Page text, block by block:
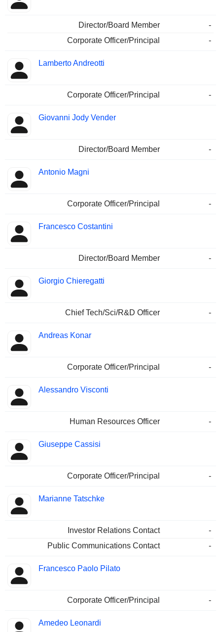
Director/Board Member
-
Corporate Officer/Principal
-
Lamberto Andreotti
Corporate Officer/Principal -
Giovanni Jody Vender
Director/Board Member -
Antonio Magni
Corporate Officer/Principal -
Francesco Costantini
Director/Board Member -
Giorgio Chieregatti
Chief Tech/Sci/R&D Officer -
Andreas Konar
Corporate Officer/Principal -
Alessandro Visconti
Human Resources Officer -
Giuseppe Cassisi
Corporate Officer/Principal -
Marianne Tatschke
Investor Relations Contact
-
Public Communications Contact
-
Francesco Paolo Pilato
Corporate Officer/Principal -
Amedeo Leonardi